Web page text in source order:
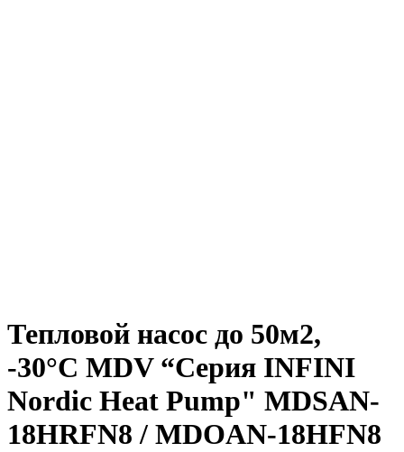
Тепловой насос до 50м2,
-30°C MDV “Серия INFINI
Nordic Heat Pump" MDSAN-
18HRFN8 / MDOAN-18HFN8